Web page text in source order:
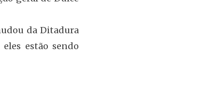
da Ditadura
estão sendo